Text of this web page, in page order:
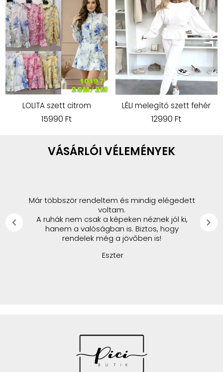
LOLITA szett citrom
15990 Ft
LÉLI melegítő szett fehér
12990 Ft
VÁSÁRLÓI VÉLEMÉNYEK
Már többször rendeltem és mindig elégedett
voltam.
A ruhák nem csak a képeken néznek jól ki,
hanem a valóságban is. Biztos, hogy
rendelek még a jövőben is!
Eszter
chevron_left chevron_right